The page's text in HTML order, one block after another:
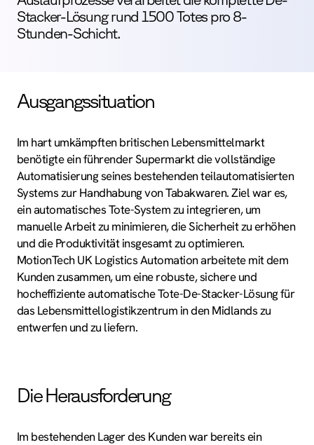
Stacker-Lösung rund 1500 Totes pro 8-
Stunden-Schicht.
Ausgangssituation
Im hart umkämpften britischen Lebensmittelmarkt
benötigte ein führender Supermarkt die vollständige
Automatisierung seines bestehenden teilautomatisierten
Systems zur Handhabung von Tabakwaren. Ziel war es,
ein automatisches Tote-System zu integrieren, um
manuelle Arbeit zu minimieren, die Sicherheit zu erhöhen
und die Produktivität insgesamt zu optimieren.
MotionTech UK Logistics Automation arbeitete mit dem
Kunden zusammen, um eine robuste, sichere und
hocheffiziente automatische Tote-De-Stacker-Lösung für
das Lebensmittellogistikzentrum in den Midlands zu
entwerfen und zu liefern.
Die Herausforderung
Im bestehenden Lager des Kunden war bereits ein